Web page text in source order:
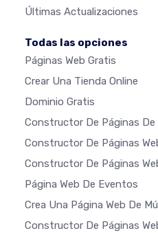
Últimas Actualizaciones
Todas las opciones
Páginas Web Gratis
Crear Una Tienda Online
Dominio Gratis
Constructor De Páginas
Constructor De Páginas
Constructor De Páginas
Página Web De Eventos
Crea Una Página Web De
Constructor De Páginas